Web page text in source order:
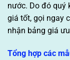
nước. Do đó quý
giá tốt, gọi ngay
nhận bảng giá
Tổng hợp các